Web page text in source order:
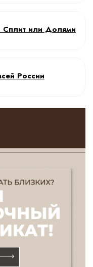
Сплит или Долями
России